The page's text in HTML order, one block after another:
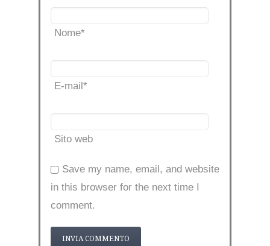
Nome*
E-mail*
Sito web
Save my name, email, and website
in this browser for the next time I
comment.